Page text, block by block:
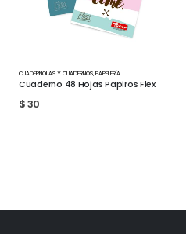
Y CUADERNOS,PAPELERÍA
48 Hojas Papiros Flex